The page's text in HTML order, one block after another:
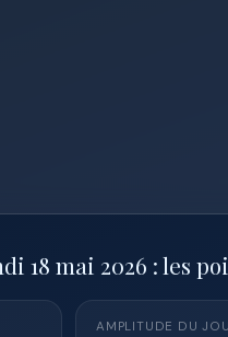
18 mai 2026 : les
AMPLITUDE DU